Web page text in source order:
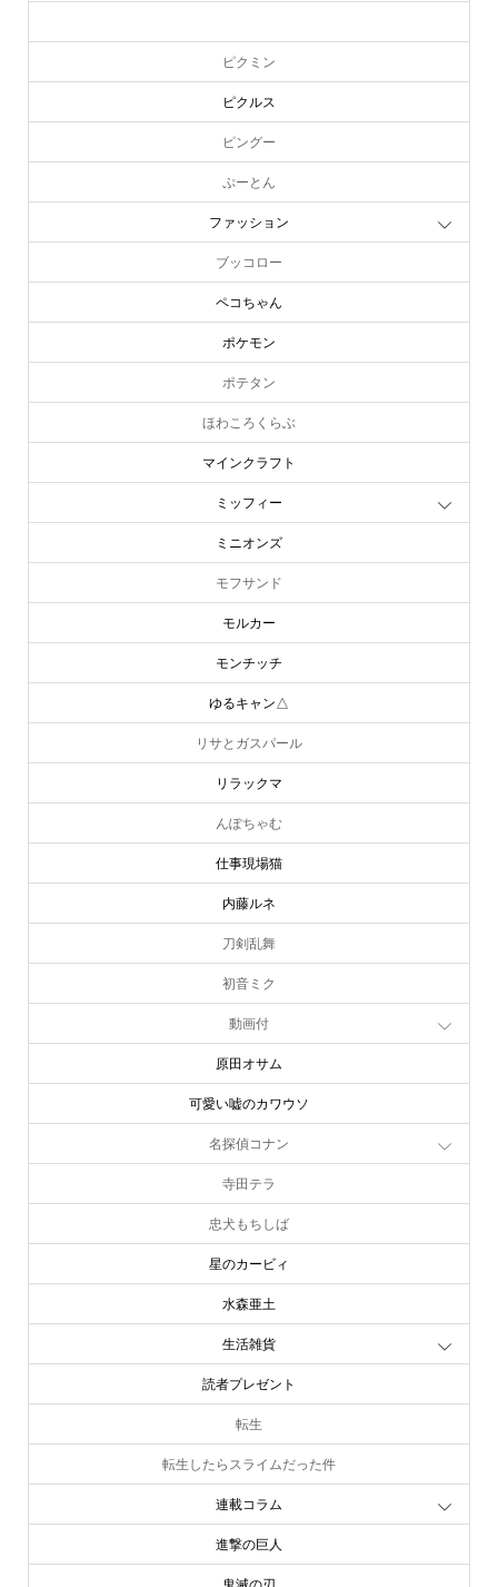
ピクミン
ピクルス
ピングー
ぷーとん
ファッション
ブッコロー
ペコちゃん
ポケモン
ポテタン
ほわころくらぶ
マインクラフト
ミッフィー
ミニオンズ
モフサンド
モルカー
モンチッチ
ゆるキャン△
リサとガスパール
リラックマ
んぽちゃむ
仕事現場猫
内藤ルネ
刀剣乱舞
初音ミク
動画付
原田オサム
可愛い嘘のカワウソ
名探偵コナン
寺田テラ
忠犬もちしば
星のカービィ
水森亜土
生活雑貨
読者プレゼント
転生
転生したらスライムだった件
連載コラム
進撃の巨人